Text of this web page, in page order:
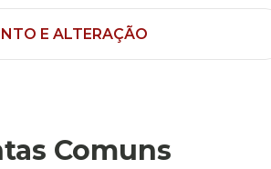
E ALTERAÇÃO
Comuns